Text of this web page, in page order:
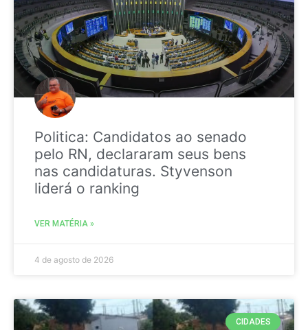
Politica: Candidatos ao senado
pelo RN, declararam seus bens
nas candidaturas. Styvenson
liderá o ranking
VER MATÉRIA »
4 de agosto de 2026
CIDADES